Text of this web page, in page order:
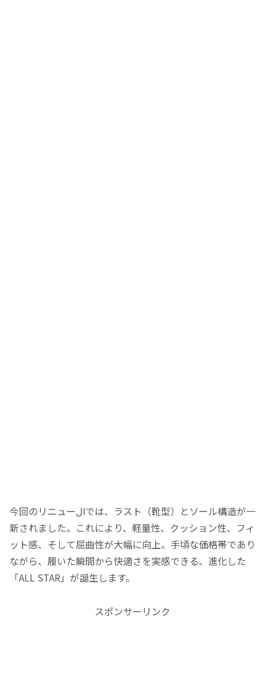
今回のリニューالでは、ラスト（靴型）とソール構造が一
新されました。これにより、軽量性、クッション性、フィ
ット感、そして屈曲性が大幅に向上。手頃な価格帯であり
ながら、履いた瞬間から快適さを実感できる、進化した
「ALL STAR」が誕生します。
スポンサーリンク